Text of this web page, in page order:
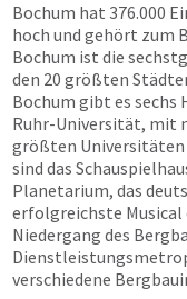
Bochum hat 376.000
hoch und gehört zum
Bochum ist die
den 20 größten
Bochum gibt es sechs
Ruhr-Universität, mit
größten
sind das
Planetarium, das
erfolgreichste Musical
Niedergang des
verschiedene